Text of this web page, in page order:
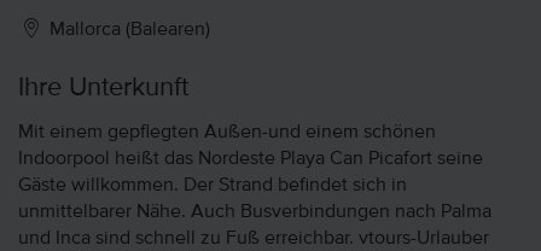
Mallorca (Balearen)
Ihre Unterkunft
Mit einem gepflegten Außen-und einem schönen
Indoorpool heißt das Nordeste Playa Can Picafort seine
Gäste willkommen. Der Strand befindet sich in
unmittelbarer Nähe. Auch Busverbindungen nach Palma
und Inca sind schnell zu Fuß erreichbar. vtours-Urlauber